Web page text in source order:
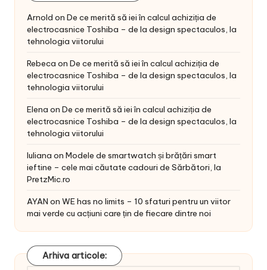
Arnold on De ce merită să iei în calcul achiziția de
electrocasnice Toshiba – de la design spectaculos, la
tehnologia viitorului
Rebeca on De ce merită să iei în calcul achiziția de
electrocasnice Toshiba – de la design spectaculos, la
tehnologia viitorului
Elena on De ce merită să iei în calcul achiziția de
electrocasnice Toshiba – de la design spectaculos, la
tehnologia viitorului
Iuliana on Modele de smartwatch și brățări smart
ieftine – cele mai căutate cadouri de Sărbători, la
PretzMic.ro
AYAN on WE has no limits – 10 sfaturi pentru un viitor
mai verde cu acțiuni care țin de fiecare dintre noi
Arhiva articole: